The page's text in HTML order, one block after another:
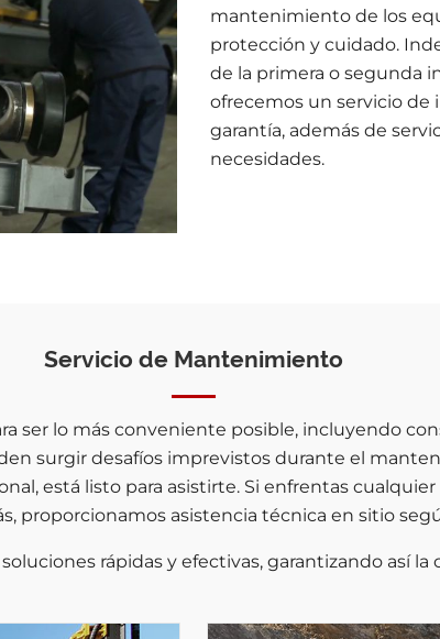
mantenimiento de los
protección y cuidado.
de la primera o segunda
ofrecemos un servicio
garantía, además de
necesidades.
Servicio de Mantenimiento
ser lo más conveniente posible, incluyendo
surgir desafíos imprevistos durante el
está listo para asistirte. Si enfrentas
proporcionamos asistencia técnica en sitio
rápidas y efectivas, garantizando así